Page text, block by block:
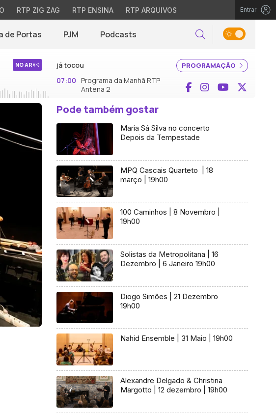
RTP ZIG ZAG RTP ENSINA RTP ARQUIVOS Entrar
de Portas PJM Podcasts Pesquisar
NO AR PROGRAMAÇÃO
já tocou
07:00 Programa da Manhã RTP
Antena 2
Facebook
InstagramYouTube
Pode também gostar
Maria Sá Silva no concerto
Depois da Tempestade
MPQ Cascais Quarteto | 18
março | 19h00
100 Caminhos | 8 Novembro |
19h00
Solistas da Metropolitana | 16
Dezembro | 6 Janeiro 19h00
Diogo Simões | 21 Dezembro
19h00
Nahid Ensemble | 31 Maio | 19h00
Alexandre Delgado & Christina
Margotto | 12 dezembro | 19h00